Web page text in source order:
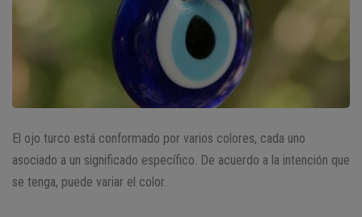
El ojo turco está conformado por varios colores, cada uno
asociado a un significado específico. De acuerdo a la intención que
se tenga, puede variar el color.